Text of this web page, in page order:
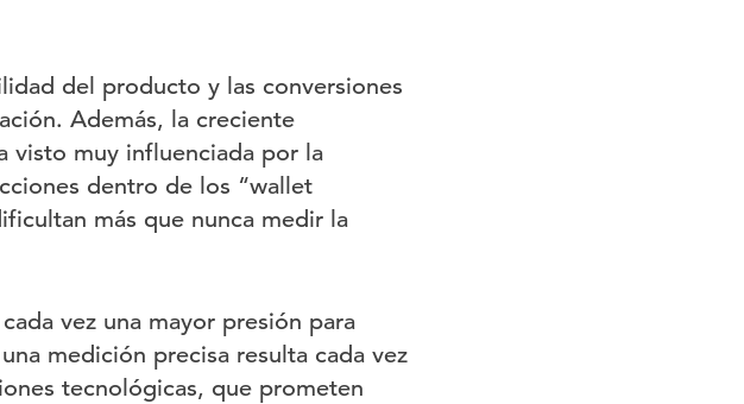
del producto y las conversiones
Además, la creciente
visto muy influenciada por la
dentro de los “wallet
más que nunca medir la
vez una mayor presión para
medición precisa resulta cada vez
tecnológicas, que prometen